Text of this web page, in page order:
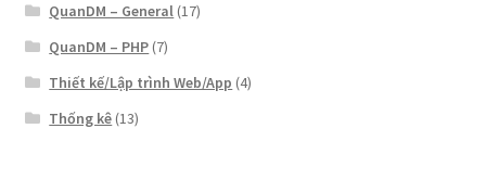
QuanDM – General (17)
QuanDM – PHP (7)
Thiết kế/Lập trình Web/App (4)
Thống kê (13)